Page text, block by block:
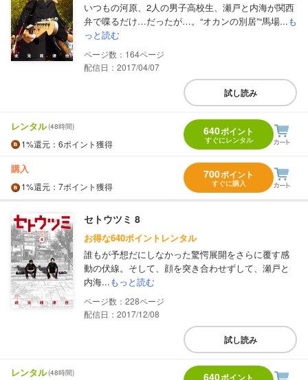
いつもの河原、2人の男子高校生、瀬戸と内海が関西
弁で喋るだけ…だったが…。“オカンの別居”“馬場...も
っと読む
164
配信日：2017/04/07
試し読み
レンタル(48時間)
1%還元 ：6ポイント獲得
640ポイント
すぐにレンタル
購入
1%還元 ：7ポイント獲得
700ポイント
すぐに購入
セトウツミ 8
お得な640ポイントレンタル
誰もが予想だにしなかった驚愕展開をさらに覆す感
動の伏線。そして、顔を突き合わせずして、瀬戸と
内海...もっと読む
228
配信日：2017/12/08
試し読み
レンタル(48時間) 640ポイント